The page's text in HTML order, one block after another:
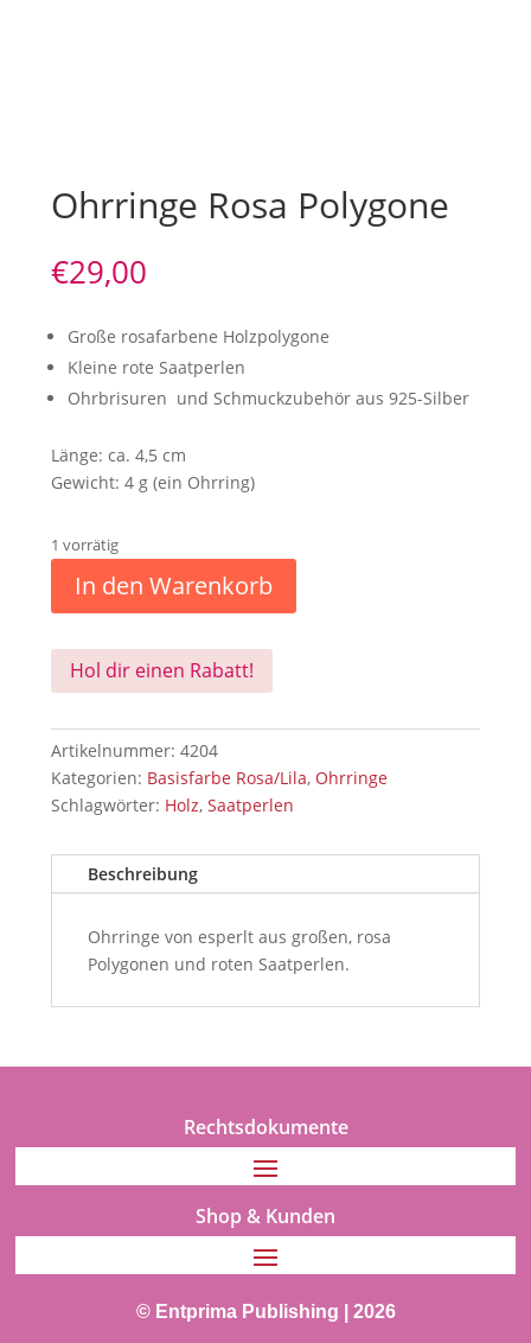
Ohrringe Rosa Polygone
€29,00
Große rosafarbene Holzpolygone
Kleine rote Saatperlen
Ohrbrisuren und Schmuckzubehör aus 925-Silber
Länge: ca. 4,5 cm
Gewicht: 4 g (ein Ohrring)
1 vorrätig
In den Warenkorb
Hol dir einen Rabatt!
Artikelnummer: 4204
Kategorien: Basisfarbe Rosa/Lila, Ohrringe
Schlagwörter: Holz, Saatperlen
Beschreibung
Ohrringe von esperlt aus großen, rosa
Polygonen und roten Saatperlen.
Rechtsdokumente
Shop & Kunden
© Entprima Publishing | 2026